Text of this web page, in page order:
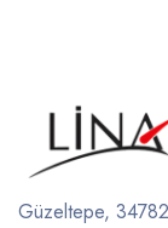
Güzeltepe,